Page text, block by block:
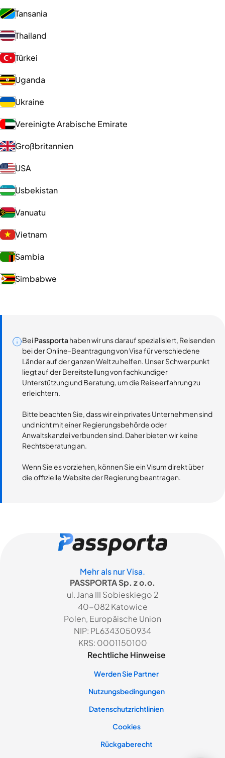
Tansania
Thailand
Türkei
Uganda
Ukraine
Vereinigte Arabische Emirate
Großbritannien
USA
Usbekistan
Vanuatu
Vietnam
Sambia
Simbabwe
BeiPassportahaben wir uns darauf spezialisiert, Reisenden
bei der Online-Beantragung von Visa für verschiedene
Länder auf der ganzen Welt zu helfen. Unser Schwerpunkt
liegt auf der Bereitstellung von fachkundiger
Unterstützung und Beratung, um die Reiseerfahrung zu
erleichtern.
Bitte beachten Sie, dass wir ein privates Unternehmen sind
und nicht mit einer Regierungsbehörde oder
Anwaltskanzlei verbunden sind. Daher bieten wir keine
Rechtsberatung an.
Wenn Sie es vorziehen, können Sie ein Visum direkt über
die offizielle Website der Regierung beantragen.
Mehr als nur Visa.
PASSPORTA Sp. z o.o.
ul. Jana III Sobieskiego 2
40-082 Katowice
Polen, Europäische Union
NIP: PL6343050934
KRS: 0001150100
Rechtliche Hinweise
Werden Sie Partner
Nutzungsbedingungen
Datenschutzrichtlinien
Cookies
Rückgaberecht